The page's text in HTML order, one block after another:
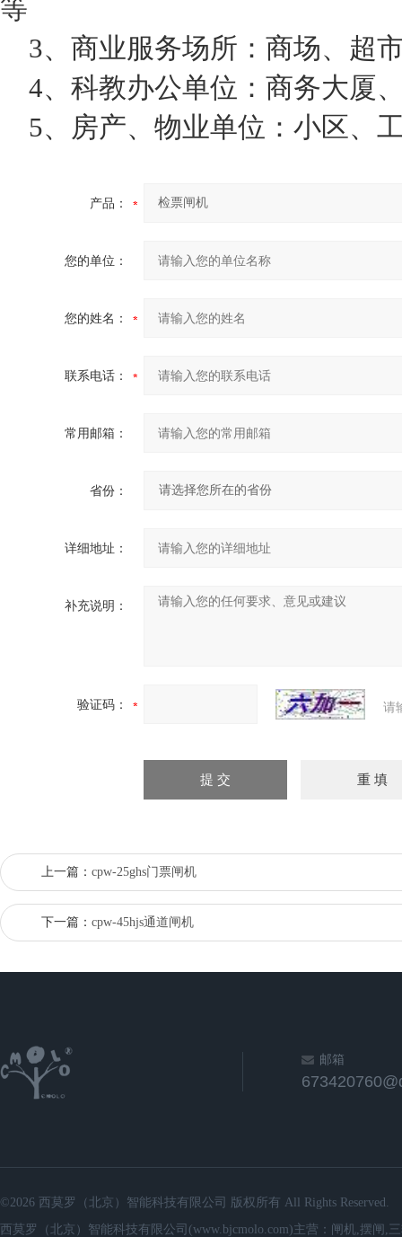
等
3、商业服务场所：商场、超
4、科教办公单位：商务大厦
5、房产、物业单位：小区、
产品：
您的单位：
您的姓名：
联系电话：
常用邮箱：
省份：
详细地址：
补充说明：
验证码： 请
上一篇： cpw-25ghs门票闸机
下一篇： cpw-45hjs通道闸机
邮箱
©2026 西莫罗（北京）智能科技有限公司 版权所有 All Rights Reserved.
西莫罗（北京）智能科技有限公司(www.bjcmolo.com)主营：闸机,摆闸,